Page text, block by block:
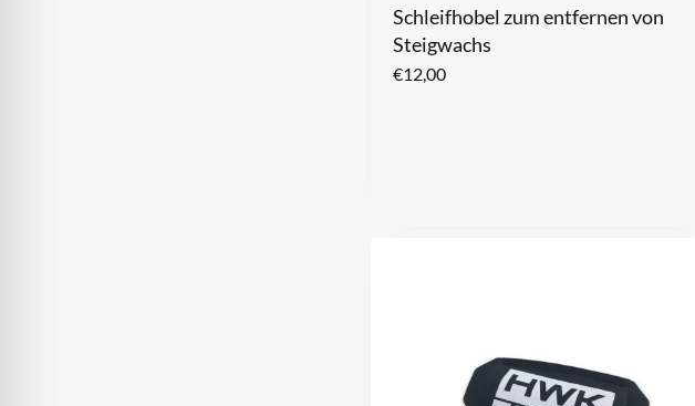
Schleifhobel zum entfernen von
Steigwachs
€12,00